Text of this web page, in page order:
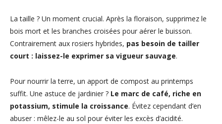
La taille ? Un moment crucial. Après la floraison, supprimez le
bois mort et les branches croisées pour aérer le buisson.
Contrairement aux rosiers hybrides, pas besoin de tailler
court : laissez-le exprimer sa vigueur sauvage.
Pour nourrir la terre, un apport de compost au printemps
suffit. Une astuce de jardinier ? Le marc de café, riche en
potassium, stimule la croissance. Évitez cependant d’en
abuser : mêlez-le au sol pour éviter les excès d’acidité.